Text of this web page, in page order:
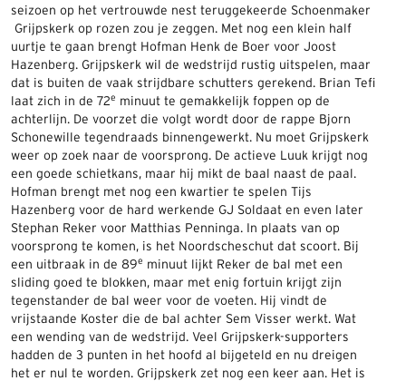
seizoen op het vertrouwde nest teruggekeerde Schoenmaker
Grijpskerk op rozen zou je zeggen. Met nog een klein half
uurtje te gaan brengt Hofman Henk de Boer voor Joost
Hazenberg. Grijpskerk wil de wedstrijd rustig uitspelen, maar
dat is buiten de vaak strijdbare schutters gerekend. Brian Tefi
laat zich in de 72e minuut te gemakkelijk foppen op de
achterlijn. De voorzet die volgt wordt door de rappe Bjorn
Schonewille tegendraads binnengewerkt. Nu moet Grijpskerk
weer op zoek naar de voorsprong. De actieve Luuk krijgt nog
een goede schietkans, maar hij mikt de baal naast de paal.
Hofman brengt met nog een kwartier te spelen Tijs
Hazenberg voor de hard werkende GJ Soldaat en even later
Stephan Reker voor Matthias Penninga. In plaats van op
voorsprong te komen, is het Noordscheschut dat scoort. Bij
een uitbraak in de 89e minuut lijkt Reker de bal met een
sliding goed te blokken, maar met enig fortuin krijgt zijn
tegenstander de bal weer voor de voeten. Hij vindt de
vrijstaande Koster die de bal achter Sem Visser werkt. Wat
een wending van de wedstrijd. Veel Grijpskerk-supporters
hadden de 3 punten in het hoofd al bijgeteld en nu dreigen
het er nul te worden. Grijpskerk zet nog een keer aan. Het is